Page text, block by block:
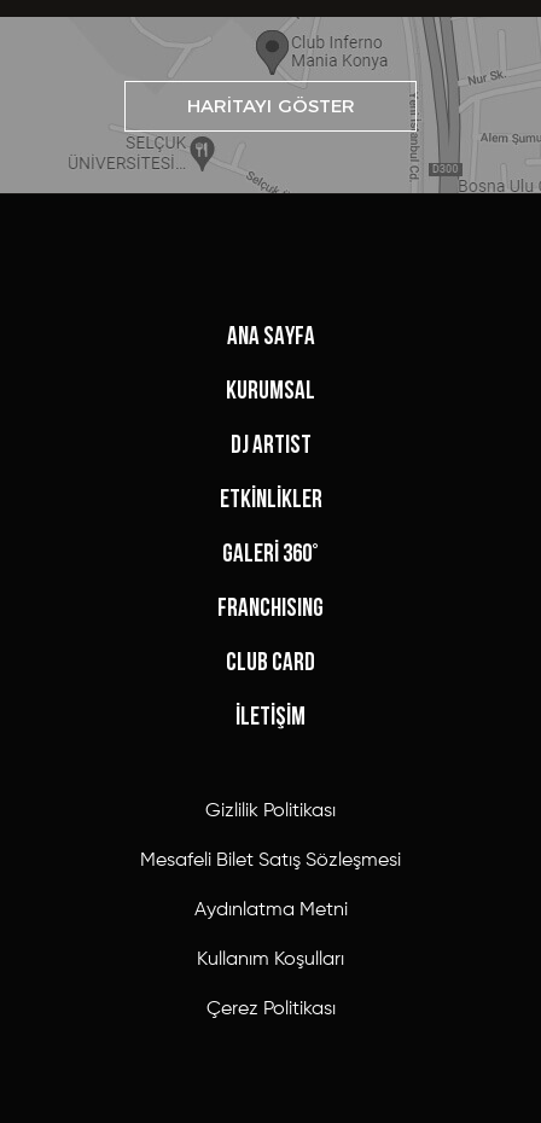
HARİTAYI GÖSTER
ANA SAYFA
KURUMSAL
DJ ARTIST
ETKİNLİKLER
GALERİ 360°
FRANCHISING
CLUB CARD
İLETİŞİM
Gizlilik Politikası
Mesafeli Bilet Satış Sözleşmesi
Aydınlatma Metni
Kullanım Koşulları
Çerez Politikası